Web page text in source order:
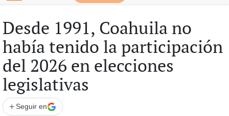
Desde 1991, Coahuila no
había tenido la participación
del 2026 en elecciones
legislativas
+ Seguir en